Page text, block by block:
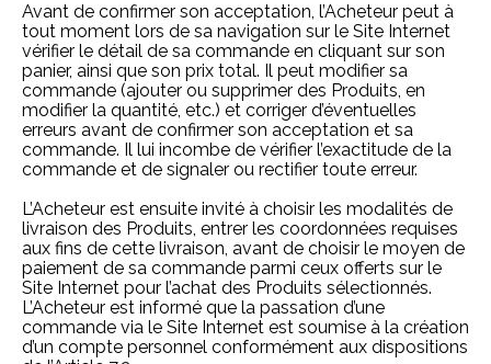
Avant de confirmer son acceptation, l’Acheteur peut à
tout moment lors de sa navigation sur le Site Internet
vérifier le détail de sa commande en cliquant sur son
panier, ainsi que son prix total. Il peut modifier sa
commande (ajouter ou supprimer des Produits, en
modifier la quantité, etc.) et corriger d’éventuelles
erreurs avant de confirmer son acceptation et sa
commande. Il lui incombe de vérifier l’exactitude de la
commande et de signaler ou rectifier toute erreur.
L’Acheteur est ensuite invité à choisir les modalités de
livraison des Produits, entrer les coordonnées requises
aux fins de cette livraison, avant de choisir le moyen de
paiement de sa commande parmi ceux offerts sur le
Site Internet pour l’achat des Produits sélectionnés.
L’Acheteur est informé que la passation d’une
commande via le Site Internet est soumise à la création
d’un compte personnel conformément aux dispositions